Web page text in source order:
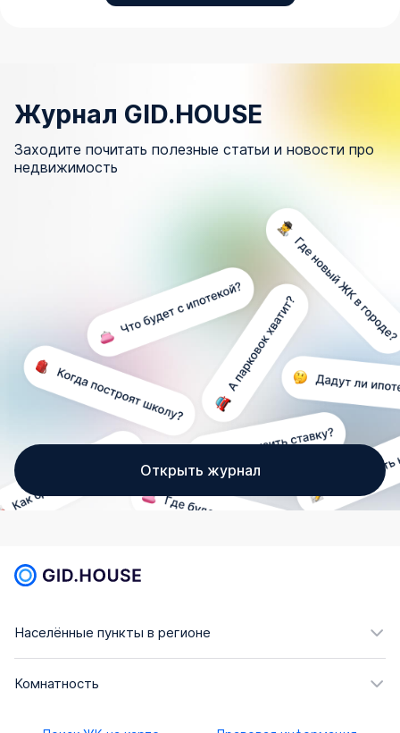
Журнал GID.HOUSE
Заходите почитать полезные статьи и новости про
недвижимость
Открыть журнал
Населённые пункты в регионе
Комнатность